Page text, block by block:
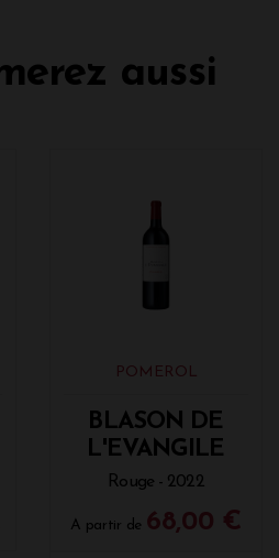
aussi
POMEROL
BLASON DE
L'EVANGILE
Rouge - 2022
A partir de 68,00 €